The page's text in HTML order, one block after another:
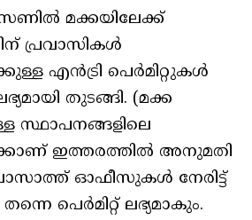
മക്കയിലേക്ക്
പ്രവാസികൾ
എൻട്രി പെർമിറ്റുകൾ
തുടങ്ങി. (മക്ക
സ്ഥാപനങ്ങളിലെ
ഇത്തരത്തിൽ അനുമതി
ഓഫീസുകൾ നേരിട്ട്
പെർമിറ്റ് ലഭ്യമാകും.